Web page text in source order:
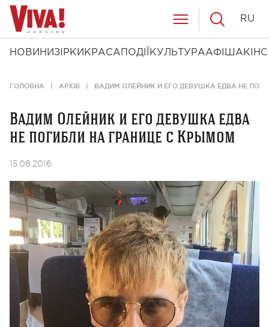
НОВИНИ ЗІРКИ КРАСА ПОДІЇ КУЛЬТУРААФІША КІНО
RU
ГОЛОВНА АРХІВ ВАДИМ ОЛЕЙНИК И ЕГО ДЕВУШКА ЕДВА НЕ
Вадим Олейник и его девушка едва
не погибли на границе с Крымом
15.08.2016